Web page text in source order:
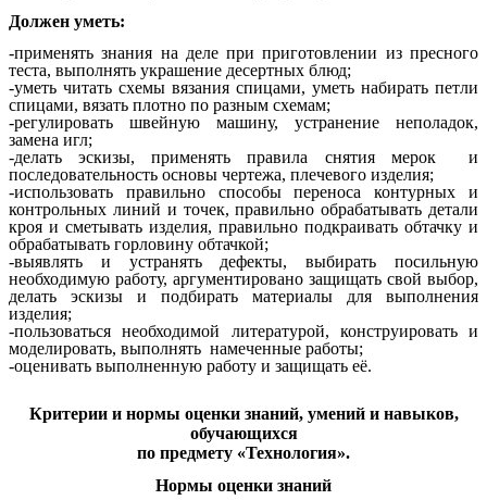
Должен уметь:
-применять знания на деле при приготовлении из пресного
теста, выполнять украшение десертных блюд;
-уметь читать схемы вязания спицами, уметь набирать петли
спицами, вязать плотно по разным схемам;
-регулировать швейную машину, устранение неполадок,
замена игл;
-делать эскизы, применять правила снятия мерок и
последовательность основы чертежа, плечевого изделия;
-использовать правильно способы переноса контурных и
контрольных линий и точек, правильно обрабатывать детали
кроя и сметывать изделия, правильно подкраивать обтачку и
обрабатывать горловину обтачкой;
-выявлять и устранять дефекты, выбирать посильную
необходимую работу, аргументировано защищать свой выбор,
делать эскизы и подбирать материалы для выполнения
изделия;
-пользоваться необходимой литературой, конструировать и
моделировать, выполнять намеченные работы;
-оценивать выполненную работу и защищать её.
Критерии и нормы оценки знаний, умений и навыков,
обучающихся
по предмету «Технология».
Нормы оценки знаний